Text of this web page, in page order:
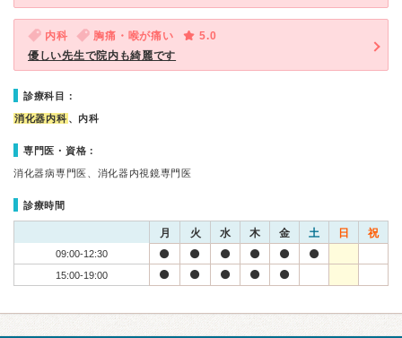
内科 胸痛・喉が痛い
5.0
優しい先生で院内も綺麗です
診療科目：
消化器内科 、内科
専門医・資格：
消化器病専門医、消化器内視鏡専門医
診療時間
月 火 水 木 金 土 日 祝
09:00-12:30
15:00-19:00